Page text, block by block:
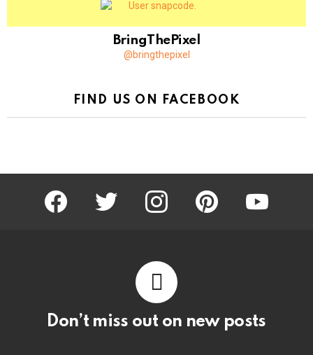
BringThePixel
@bringthepixel
FIND US ON FACEBOOK
facebook twitter instagram pinterest youtube
Don’t miss out on new posts